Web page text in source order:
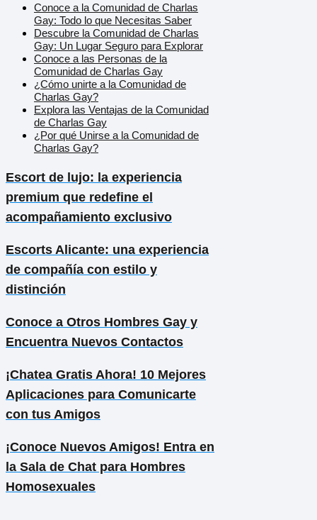
Conoce a la Comunidad de Charlas
Gay: Todo lo que Necesitas Saber
Descubre la Comunidad de Charlas
Gay: Un Lugar Seguro para Explorar
Conoce a las Personas de la
Comunidad de Charlas Gay
¿Cómo unirte a la Comunidad de
Charlas Gay?
Explora las Ventajas de la Comunidad
de Charlas Gay
¿Por qué Unirse a la Comunidad de
Charlas Gay?
Escort de lujo: la experiencia
premium que redefine el
acompañamiento exclusivo
Escorts Alicante: una experiencia
de compañía con estilo y
distinción
Conoce a Otros Hombres Gay y
Encuentra Nuevos Contactos
¡Chatea Gratis Ahora! 10 Mejores
Aplicaciones para Comunicarte
con tus Amigos
¡Conoce Nuevos Amigos! Entra en
la Sala de Chat para Hombres
Homosexuales